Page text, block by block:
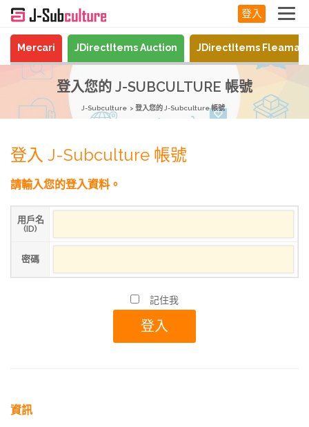
登入
Mercari JDirectItems Auction JDirectItems
登入您的 J-SUBCULTURE 帳號
J-Subculture 登入您的 J-Subculture 帳號
登入 J-Subculture 帳號
請輸入您的登入資料。
用戶名
(ID)
密碼
記住我
資訊